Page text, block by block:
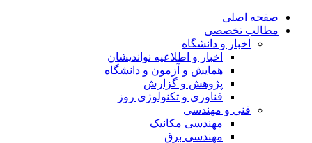
صفحه اصلی
مطالب تخصصی
اخبار و دانشگاه
اخبار و اطلاعیه نواندیشان
همایش و آزمون و دانشگاه
پژوهش و گزارش
فناوری و تکنولوژی روز
فنی و مهندسی
مهندسی مکانیک
مهندسی برق